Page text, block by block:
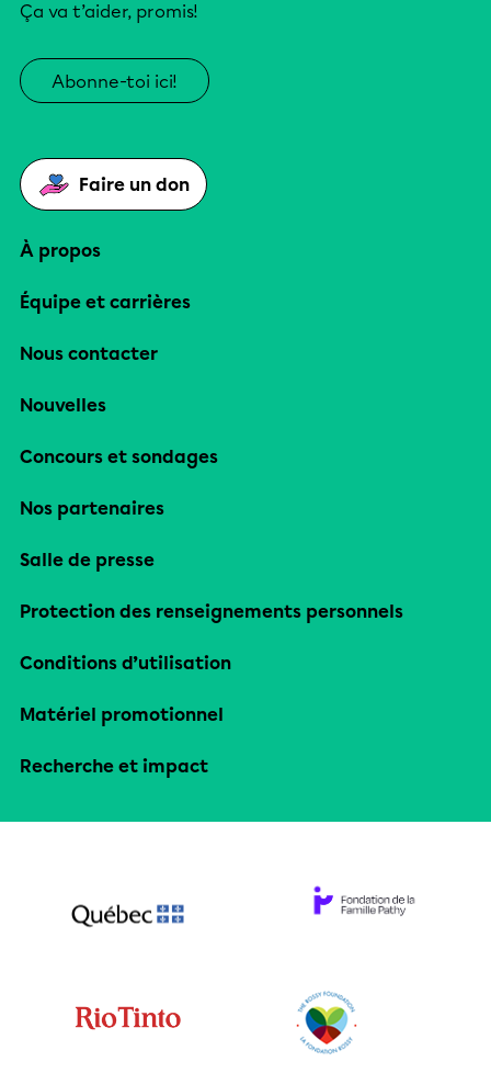
Ça va t’aider, promis!
Abonne-toi ici!
Faire un don
À propos
Équipe et carrières
Nous contacter
Nouvelles
Concours et sondages
Nos partenaires
Salle de presse
Protection des renseignements personnels
Conditions d’utilisation
Matériel promotionnel
Recherche et impact